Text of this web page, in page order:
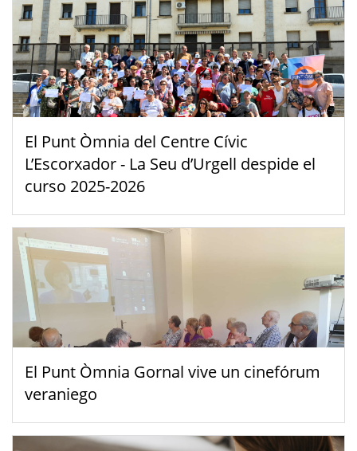
El Punt Òmnia del Centre Cívic
L’Escorxador - La Seu d’Urgell despide el
curso 2025-2026
El Punt Òmnia Gornal vive un cinefórum
veraniego